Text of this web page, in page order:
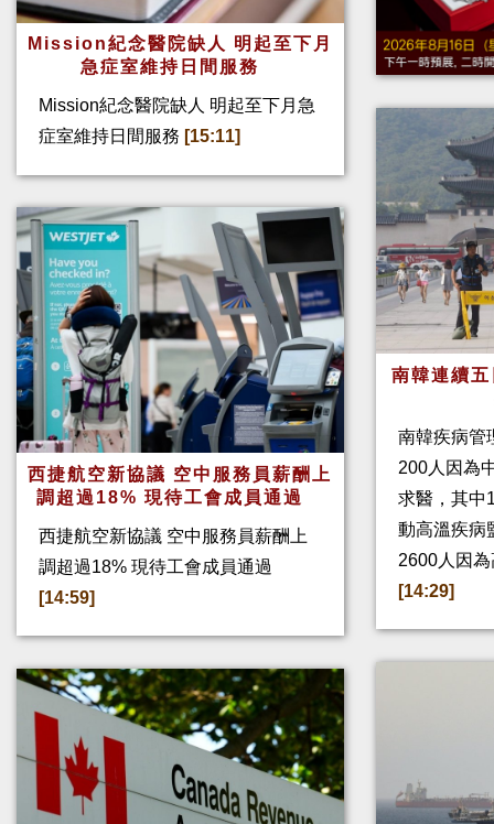
Mission紀念醫院缺人 明起至下月
急症室維持日間服務
Mission紀念醫院缺人 明起至下月急
症室維持日間服務 [15:11]
西捷航空新協議 空中服務員薪酬上
調超過18% 現待工會成員通過
西捷航空新協議 空中服務員薪酬上
調超過18% 現待工會成員通過
[14:59]
南韓連續
南韓疾病管
200人因為
求醫，其中
動高溫疾病
2600人因
[14:29]